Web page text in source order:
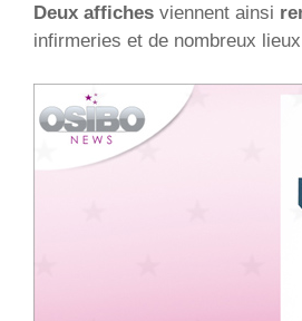
Deux affiches viennent ainsi
infirmeries et de nombreux